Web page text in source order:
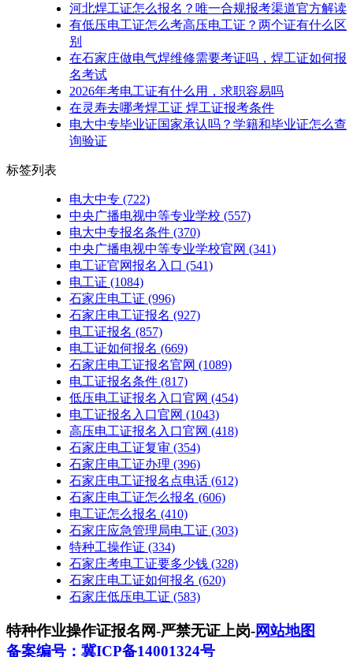
河北焊工证怎么报名？唯一合规报考渠道官方解读
有低压电工证怎么考高压电工证？两个证有什么区
别
在石家庄做电气焊维修需要考证吗，焊工证如何报
名考试
2026年考电工证有什么用，求职容易吗
在灵寿去哪考焊工证 焊工证报考条件
电大中专毕业证国家承认吗？学籍和毕业证怎么查
询验证
标签列表
电大中专 (722)
中央广播电视中等专业学校 (557)
电大中专报名条件 (370)
中央广播电视中等专业学校官网 (341)
电工证官网报名入口 (541)
电工证 (1084)
石家庄电工证 (996)
石家庄电工证报名 (927)
电工证报名 (857)
电工证如何报名 (669)
石家庄电工证报名官网 (1089)
电工证报名条件 (817)
低压电工证报名入口官网 (454)
电工证报名入口官网 (1043)
高压电工证报名入口官网 (418)
石家庄电工证复审 (354)
石家庄电工证办理 (396)
石家庄电工证报名点电话 (612)
石家庄电工证怎么报名 (606)
电工证怎么报名 (410)
石家庄应急管理局电工证 (303)
特种工操作证 (334)
石家庄考电工证要多少钱 (328)
石家庄电工证如何报名 (620)
石家庄低压电工证 (583)
特种作业操作证报名网-严禁无证上岗-网站地图
备案编号：冀ICP备14001324号